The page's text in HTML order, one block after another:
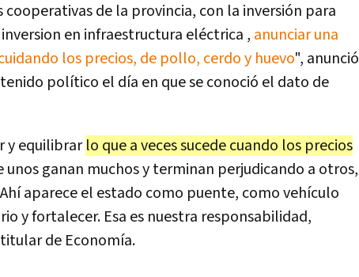
cooperativas de la provincia, con la inversión para
en infraestructura eléctrica , anunciar una
los precios, de pollo, cerdo y huevo", anunció
político el día en que se conoció el dato de
y equilibrarlo que a veces sucede cuando los precios
unos ganan muchos y terminan perjudicando a otros,
aparece el estado como puente, como vehículo
y fortalecer. Esa es nuestra responsabilidad,
de Economía.